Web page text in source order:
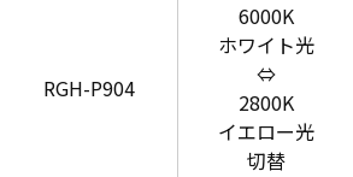
RGH-P904
6000K
ホワイト光
⇔
2800K
イエロー光
切替